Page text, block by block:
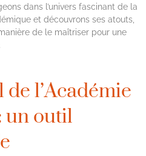
dans l’univers fascinant de la
et découvrons ses atouts,
de le maîtriser pour une
de l’Académie
un outil